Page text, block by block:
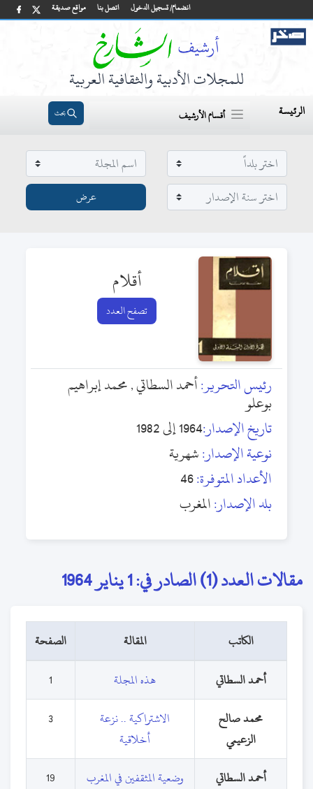
مواقع صديقة اتصل بنا انضمام/ تسجيل الدخول
للمجلات الأدبية والثقافية العربية
الرئيسة أقسام الأرشيف بحث
أقلام
تصفح العدد
رئيس التحرير:أحمد السطاتي , محمد إبراهيم
بوعلو
تاريخ الإصدار:1964 إلى 1982
نوعية الإصدار:شهرية
الأعداد المتوفرة:46
بلد الإصدار:المغرب
مقالات العدد (1) الصادر في: 1 يناير 1964
الكاتب المقالة
الصفحة
أحمد السطاتي
هذه المجلة
1
محمد صالح
الزعيمي
الاشتراكية .. نزعة
أخلاقية
3
أحمد السطاتي وضعية المثقفين في المغرب
19